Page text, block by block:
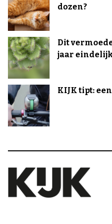
dozen?
Dit
jaar
KIJK tipt: